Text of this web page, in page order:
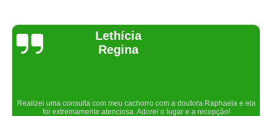
Joelma Lilian
Um lugar maravilhoso. Sempre serei grata pelo que fizeram por nós!